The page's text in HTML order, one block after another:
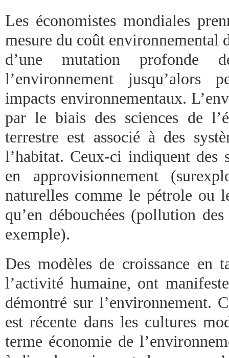
Les économistes mondiales
mesure du coût environnemental
d’une mutation profonde
l’environnement jusqu’alors
impacts environnementaux.
par le biais des sciences de
terrestre est associé à des
l’habitat. Ceux-ci indiquent des
en approvisionnement
naturelles comme le pétrole ou
qu’en débouchées (pollution
exemple).
Des modèles de croissance en
l’activité humaine, ont
démontré sur l’environnement.
est récente dans les cultures
terme économie de